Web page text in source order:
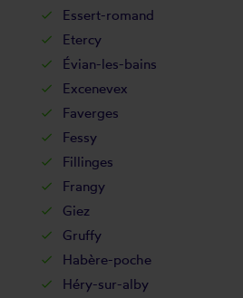
Essert-romand
Etercy
Évian-les-bains
Excenevex
Faverges
Fessy
Fillinges
Frangy
Giez
Gruffy
Habère-poche
Héry-sur-alby